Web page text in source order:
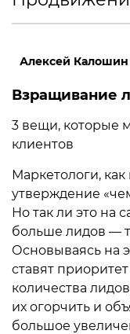
Алексей Калошин
Взращивание
3 вещи, которые
клиентов
Маркетологи,
утверждение
Но так ли это на
больше лидов —
Основываясь на
ставят
количества
их огорчить и
большое